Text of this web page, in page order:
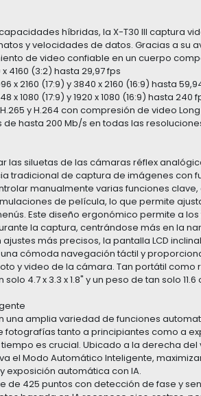
híbridas, la X-T30 III captura
y velocidades de datos. Gracias a su
de video confiable en un cuerpo
4160 (3:2) hasta 29,97 fps
x 2160 (17:9) y 3840 x 2160 (16:9) hasta
x 1080 (17:9) y 1920 x 1080 (16:9) hasta 240
y H.264 con compresión de video Long
hasta 200 Mb/s en todas las
las siluetas de las cámaras réflex
tradicional de captura de imágenes con
manualmente varias funciones
de película, lo que permite
Este diseño ergonómico permite a
la captura, centrándose más en la
más precisos, la pantalla LCD
cómoda navegación táctil y
y video de la cámara. Tan portátil
4.7 x 3.3 x 1.8" y un peso de tan solo 11.6
una amplia variedad de funciones
fotografías tanto a principiantes como a
es crucial. Ubicado a la derecha
el Modo Automático Inteligente,
exposición automática con IA.
de 425 puntos con detección de fase y